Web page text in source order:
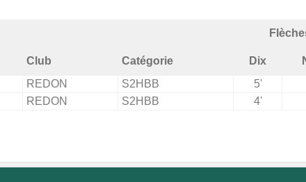
Club Catégorie Dix
REDON S2HBB 5'
REDON S2HBB 4'